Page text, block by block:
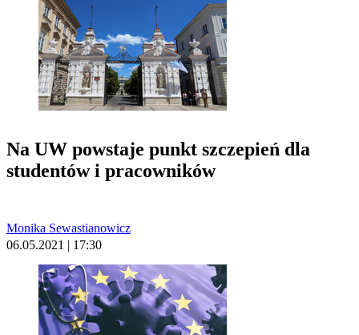
Na UW powstaje punkt szczepień dla
studentów i pracowników
Monika Sewastianowicz
06.05.2021 | 17:30